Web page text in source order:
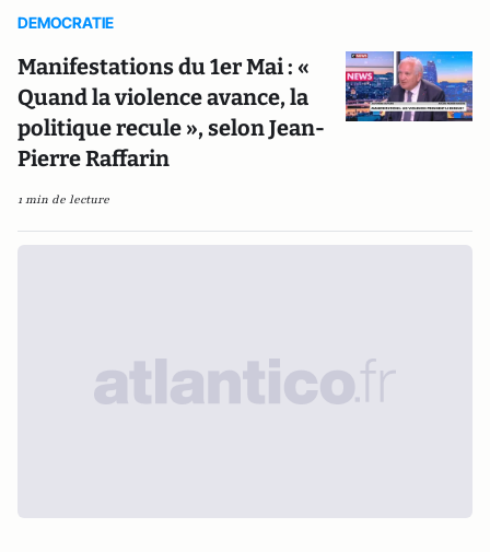
DEMOCRATIE
Manifestations du 1er Mai : «
Quand la violence avance, la
politique recule », selon Jean-
Pierre Raffarin
1 min de lecture